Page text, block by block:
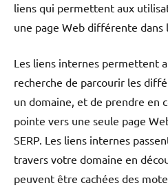
liens qui permettent aux
une page Web différente dans
Les liens internes permettent
recherche de parcourir les
un domaine, et de prendre en
pointe vers une seule page
SERP. Les liens internes
travers votre domaine en
peuvent être cachées des